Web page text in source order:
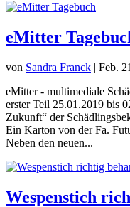
eMitter
von Sandra Franck | Feb.
eMitter - multimediale
erster Teil 25.01.2019 bis
Zukunft“ der
Ein Karton von der Fa.
Neben den neuen...
Wespenstich